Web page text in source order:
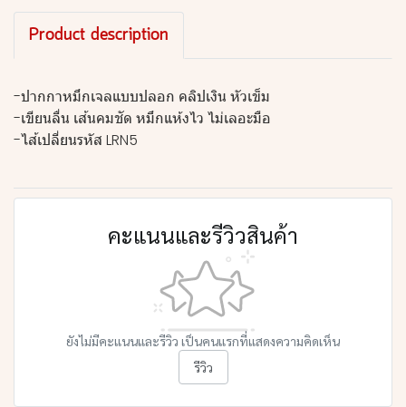
Product description
-ปากกาหมึกเจลแบบปลอก คลิปเงิน หัวเข็ม
-เขียนลื่น เส้นคมชัด หมึกแห้งไว ไม่เลอะมือ
-ไส้เปลี่ยนรหัส LRN5
คะแนนและรีวิวสินค้า
ยังไม่มีคะแนนและรีวิว เป็นคนแรกที่แสดงความคิดเห็น
รีวิว